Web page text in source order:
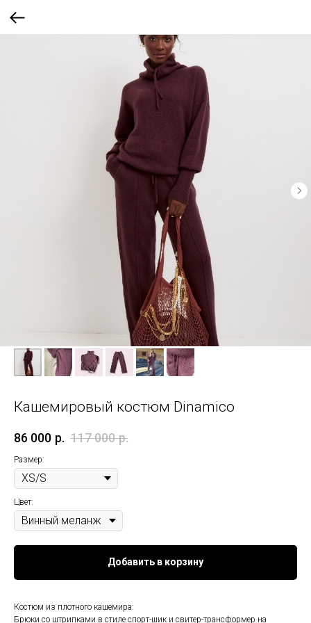
Кашемировый костюм Dinamico
86 000 р. 117 000 р.
Размер:
Цвет:
Добавить в корзину
Костюм из плотного кашемира:
Брюки со штрипками в стиле спорт-шик и свитер-трансформер на